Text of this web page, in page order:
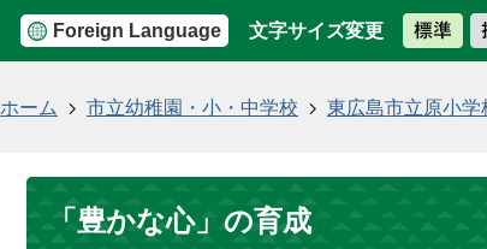
Foreign Language 文字サイズ変更
ホーム 市立幼稚園・小・中学校 東広島市立原小学
「豊かな心」の育成